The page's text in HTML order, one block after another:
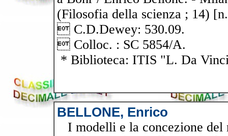
(Filosofia della scienza ; 14)
 C.D.Dewey: 530.09.
 Colloc. : SC 5854/A.
* Biblioteca: ITIS "L. Da
BELLONE, Enrico
I modelli e la concezione del